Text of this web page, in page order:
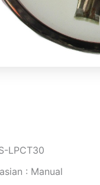
LPCT30
: Manual